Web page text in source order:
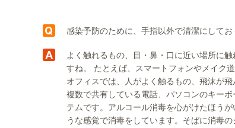
感染予防のために、手指以外で清潔にしてお
よく触れるもの、目・鼻・口に近い場所に
すね。 たとえば、スマートフォンやメイク道
オフィスでは、人がよく触るもの、飛沫が
複数で共有している電話、パソコンのキー
テムです。アルコール消毒を心がけたほう
うな感覚で消毒をしています。そばに消毒